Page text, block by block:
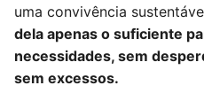
uma convivência
dela apenas o suficiente
necessidades, sem
sem excessos.